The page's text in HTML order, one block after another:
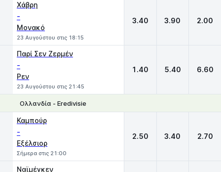
Χάβρη
-
Μονακό
23 Αυγούστου στις 18:15
3.40 3.90 2.00
Παρί Σεν Ζερμέν
-
Ρεν
23 Αυγούστου στις 21:45
1.40 5.40 6.60
Ολλανδία - Eredivisie
Καμπούρ
-
Εξέλσιορ
Σήμερα στις 21:00
2.50 3.40 2.70
Ναϊμέγκεν